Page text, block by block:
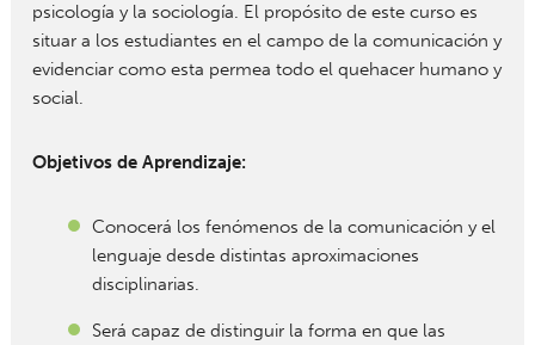
psicología y la sociología. El propósito de este curso es
situar a los estudiantes en el campo de la comunicación y
evidenciar como esta permea todo el quehacer humano y
social.
Objetivos de Aprendizaje:
Conocerá los fenómenos de la comunicación y el
lenguaje desde distintas aproximaciones
disciplinarias.
Será capaz de distinguir la forma en que las